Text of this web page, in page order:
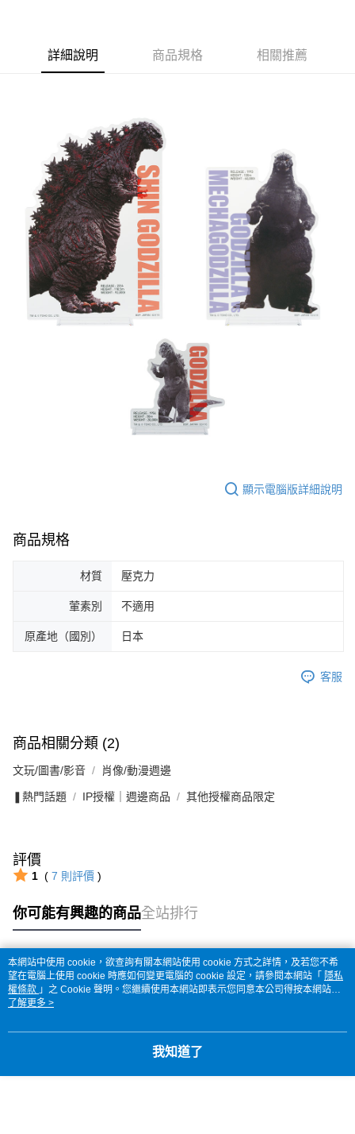
詳細說明 商品規格 相關推薦
顯示電腦版詳細說明
商品規格
材質 壓克力
葷素別 不適用
原產地（國別） 日本
客服
商品相關分類 (2)
文玩/圖書/影音 肖像/動漫週邊
❚熱門話題 IP授權｜週邊商品 其他授權商品限定
評價
1 ( 7 則評價 )
你可能有興趣的商品全站排行
熱門標籤
本網站中使用 cookie，欲查詢有關本網站使用 cookie 方式之詳情，及若您不希
望在電腦上使用 cookie 時應如何變更電腦的 cookie 設定，請參閱本網站「 隱私
權條款 」之 Cookie 聲明。您繼續使用本網站即表示您同意本公司得按本網站使
用條款之 Cookie 聲明使用 cookie。
了解更多 >
我知道了